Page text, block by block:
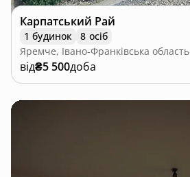
Карпатський Рай
1 будинок
8 осіб
Яремче, Івано-Франківська область
від₴5 500доба